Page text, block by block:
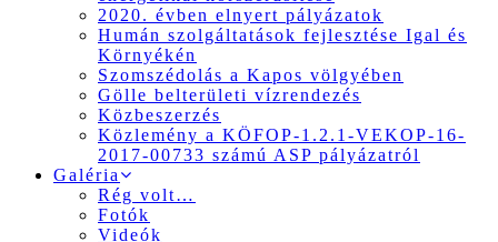
2020. évben elnyert pályázatok
Humán szolgáltatások fejlesztése Igal és
Környékén
Szomszédolás a Kapos völgyében
Gölle belterületi vízrendezés
Közbeszerzés
Közlemény a KÖFOP-1.2.1-VEKOP-16-
2017-00733 számú ASP pályázatról
Galéria
Rég volt…
Fotók
Videók